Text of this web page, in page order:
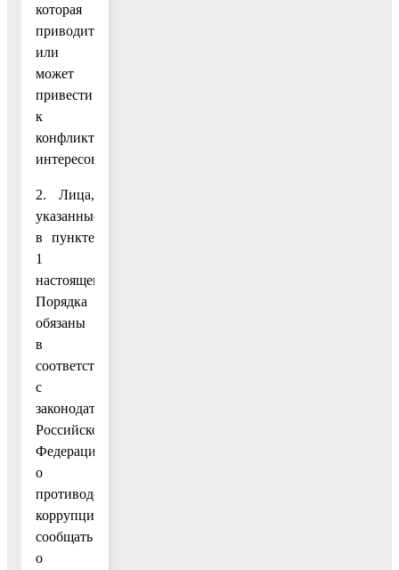
которая
приводит
или
может
привести
к
конфликту
интересов.
2. Лица,
указанные
в пункте
1
настоящего
Порядка
обязаны
в
соответствии
с
законодательством
Российской
Федерации
о
противодействии
коррупции,
сообщать
о